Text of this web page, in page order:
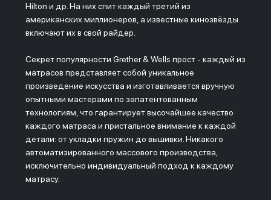
Hilton и др. На них спит каждый третий из
американских миллионеров, а известные кинозвёзды
включают их в свой райдер.
Секрет популярности Grether & Wells прост - каждый из
матрасов представляет собой уникальное
произведение искусства и изготавливается вручную
опытными мастерами по запатентованным
технологиям, что гарантирует высочайшее качество
каждого матраса и пристальное внимание к каждой
детали: от укладки пружин до вышивки. Никакого
автоматизированного массового производства,
исключительно индивидуальный подход к каждому
матрасу.